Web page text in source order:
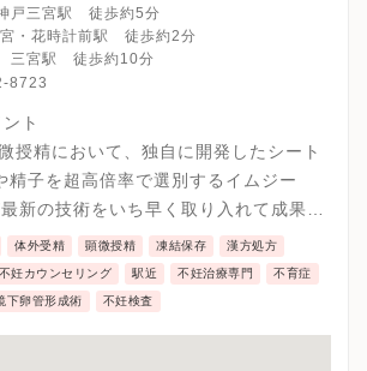
戸三宮駅 徒歩約5分
・花時計前駅 徒歩約2分
三宮駅 徒歩約10分
8723
ト
授精において、独自に開発したシート
精子を超高倍率で選別するイムジー
新の技術をいち早く取り入れて成果を
男性に原因のある男性不妊治療では、
泌尿器科と連携し、男性不妊外来を充
ベルの治療をご提供しております。
体外受精 顕微授精 凍結保存 漢方処方
不妊カウンセリング 駅近 不妊治療専門 不育症
下卵管形成術 不妊検査